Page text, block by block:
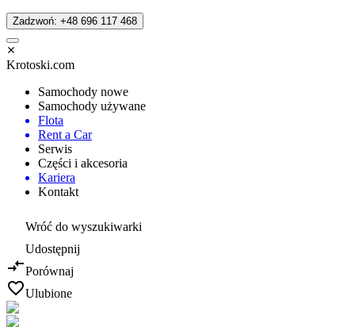
Zadzwoń: +48 696 117 468
Krotoski.com
Samochody nowe
Samochody używane
Flota
Rent a Car
Serwis
Części i akcesoria
Kariera
Kontakt
Wróć do wyszukiwarki
Udostępnij
Porównaj
Ulubione